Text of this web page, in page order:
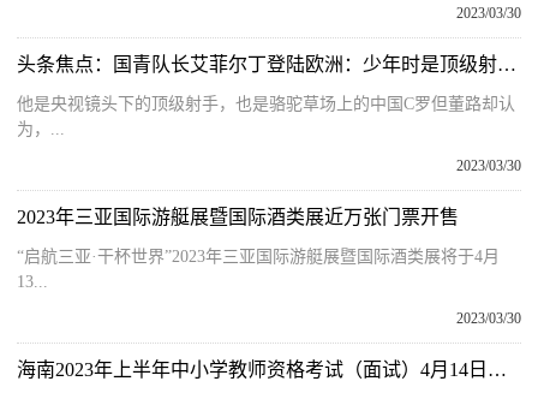
2023/03/30
头条焦点：国青队长艾菲尔丁登陆欧洲：少年时是顶级射手，尽快定位很关键
他是央视镜头下的顶级射手，也是骆驼草场上的中国C罗但董路却认
为，...
2023/03/30
2023年三亚国际游艇展暨国际酒类展近万张门票开售
“启航三亚·干杯世界”2023年三亚国际游艇展暨国际酒类展将于4月
13...
2023/03/30
海南2023年上半年中小学教师资格考试（面试）4月14日起报名